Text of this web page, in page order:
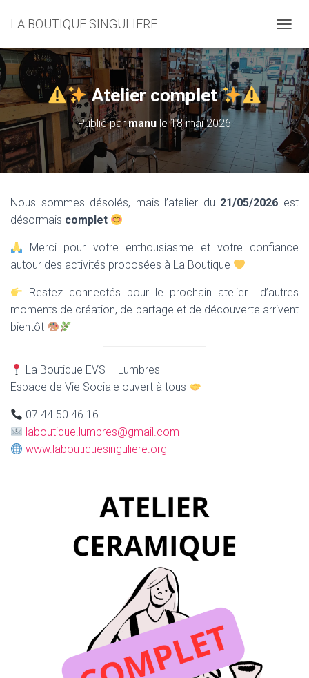
LA BOUTIQUE SINGULIERE
É
P
L
I
E
R
L
A
N
G
I
Atelier complet
Publié parmanu le18 mai 2026
Nous sommes désolés, mais l’atelier du 21/05/2026 est
désormais complet
Merci pour votre enthousiasme et votre confiance
autour des activités proposées à La Boutique
Restez connectés pour le prochain atelier… d’autres
moments de création, de partage et de découverte arrivent
bientôt
La Boutique EVS – Lumbres
Espace de Vie Sociale ouvert à tous
07 44 50 46 16
laboutique.lumbres@gmail.com
www.laboutiquesinguliere.org